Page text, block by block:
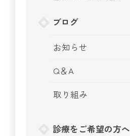
ブログ
お知らせ
Q＆A
取り組み
診療をご希望の方へ